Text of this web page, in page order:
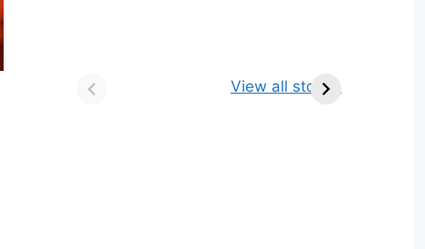
View all stories
किसे कहते है? परिभाषा,
ज्योतिर्लिंग | नाम, स्थान एवं